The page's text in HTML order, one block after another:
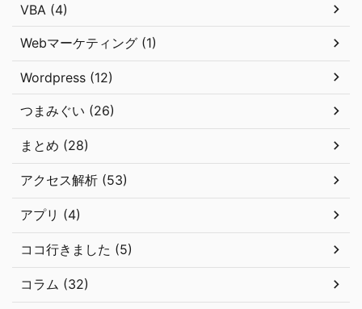
VBA (4)
Webマーケティング (1)
Wordpress (12)
つまみぐい (26)
まとめ (28)
アクセス解析 (53)
アプリ (4)
ココ行きました (5)
コラム (32)